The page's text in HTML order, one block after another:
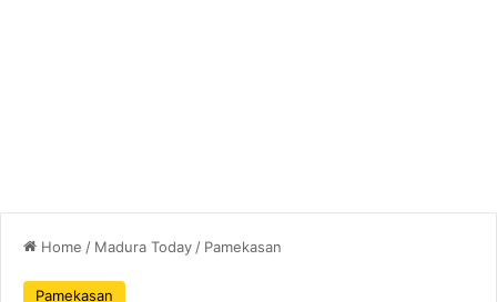
Home / Madura Today / Pamekasan
Pamekasan